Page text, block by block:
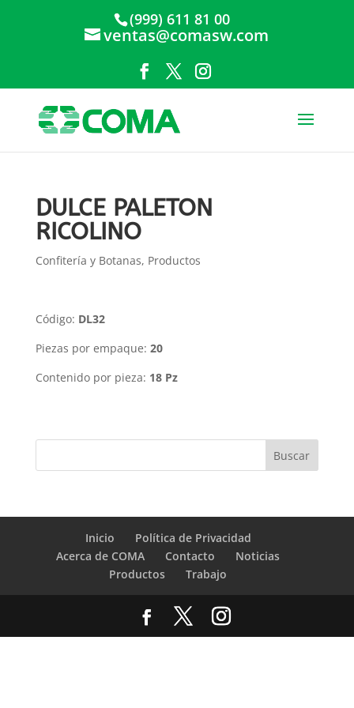
(999) 611 81 00
ventas@comasw.com
DULCE PALETON
RICOLINO
Confitería y Botanas, Productos
Código: DL32
Piezas por empaque: 20
Contenido por pieza: 18 Pz
Inicio
Política de Privacidad
Acerca de COMA
Contacto
Noticias
Productos
Trabajo